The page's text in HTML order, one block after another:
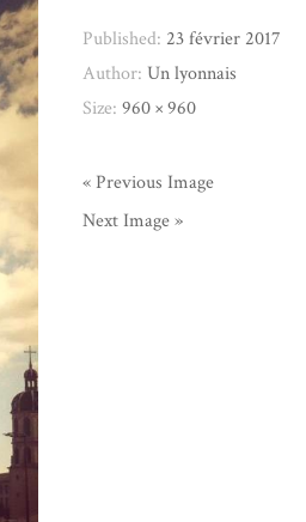
Published: 23 février 2017
Author: Un lyonnais
Size: 960 × 960
« Previous Image
Next Image »